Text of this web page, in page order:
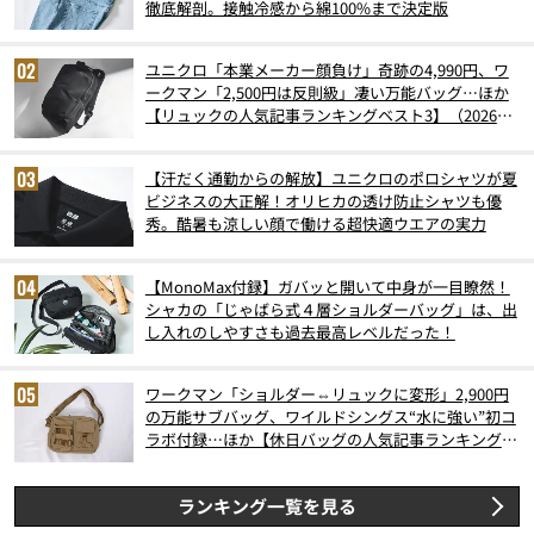
徹底解剖。接触冷感から綿100%まで決定版
ユニクロ「本業メーカー顔負け」奇跡の4,990円、ワ
ークマン「2,500円は反則級」凄い万能バッグ…ほか
【リュックの人気記事ランキングベスト3】（2026年
【汗だく通勤からの解放】ユニクロのポロシャツが夏
ビジネスの大正解！オリヒカの透け防止シャツも優
秀。酷暑も涼しい顔で働ける超快適ウエアの実力
【MonoMax付録】ガバッと開いて中身が一目瞭然！
シャカの「じゃばら式４層ショルダーバッグ」は、出
し入れのしやすさも過去最高レベルだった！
ワークマン「ショルダー⇔リュックに変形」2,900円
の万能サブバッグ、ワイルドシングス“水に強い”初コ
ラボ付録…ほか【休日バッグの人気記事ランキングベ
ランキング一覧を見る